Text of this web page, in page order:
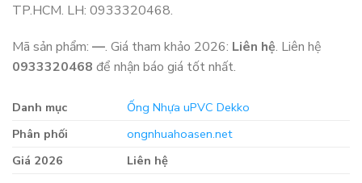
TP.HCM. LH: 0933320468.
Mã sản phẩm: —. Giá tham khảo 2026: Liên hệ. Liên hệ
0933320468 để nhận báo giá tốt nhất.
Danh mục
Ống Nhựa uPVC Dekko
Phân phối
ongnhuahoasen.net
Giá 2026
Liên hệ